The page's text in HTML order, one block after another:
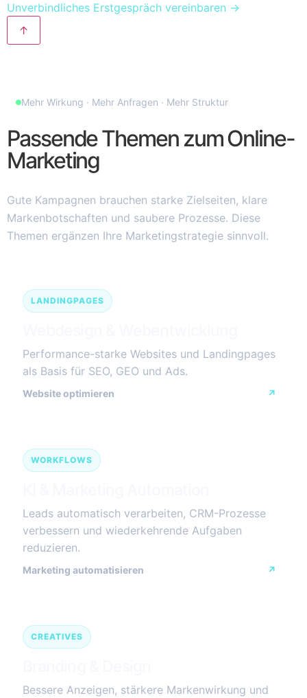
Unverbindliches Erstgespräch vereinbaren →
↑
Mehr Wirkung · Mehr Anfragen · Mehr Struktur
Passende Themen zum Online-
Marketing
Gute Kampagnen brauchen starke Zielseiten, klare
Markenbotschaften und saubere Prozesse. Diese
Themen ergänzen Ihre Marketingstrategie sinnvoll.
LANDINGPAGES
Performance-starke Websites und Landingpages
als Basis für SEO, GEO und Ads.
Website optimieren ↗
WORKFLOWS
Leads automatisch verarbeiten, CRM-Prozesse
verbessern und wiederkehrende Aufgaben
reduzieren.
Marketing automatisieren ↗
CREATIVES
Bessere Anzeigen, stärkere Markenwirkung und